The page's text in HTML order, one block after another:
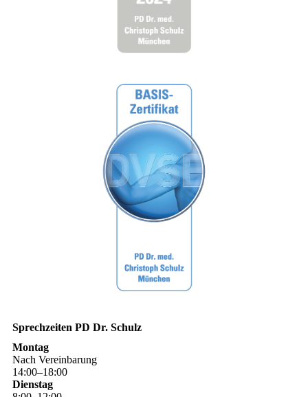
Sprechzeiten PD Dr. Schulz
Montag
Nach Vereinbarung
14:00–18:00
Dienstag